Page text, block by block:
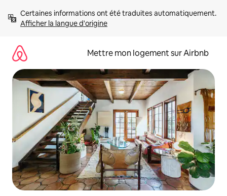
directement
Afficher la langue d'origine
Mettre mon logement sur Airbnb